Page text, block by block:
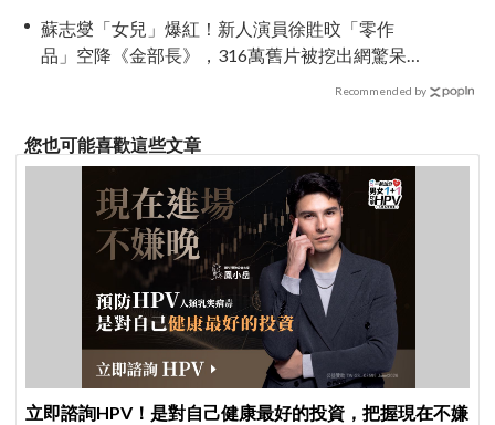
蘇志燮「女兒」爆紅！新人演員徐貹旼「零作
品」空降《金部長》，316萬舊片被挖出網驚呆：
Recommended by
您也可能喜歡這些文章
立即諮詢HPV！是對自己健康最好的投資，把握現在不嫌